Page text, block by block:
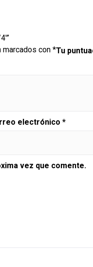
con *Tu
electrónico *
vez que comente.